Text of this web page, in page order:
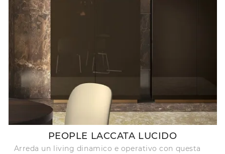
PEOPLE LACCATA LUCIDO
Arreda un living dinamico e operativo con questa